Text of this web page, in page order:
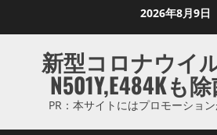
ス
2026年8月9日
新型コロナウイ
N501Y,E484Kも
PR：本サイトにはプロモーショ